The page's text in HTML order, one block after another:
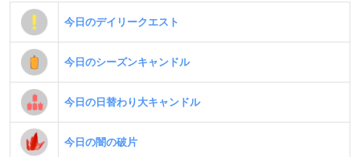
今日のデイリークエスト
今日のシーズンキャンドル
今日の日替わり大キャンドル
今日の闇の破片